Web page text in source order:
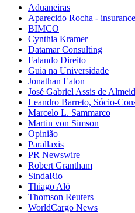
Aduaneiras
Aparecido Rocha -
BIMCO
Cynthia Kramer
Datamar Consulting
Falando Direito
Guia na Universidade
Jonathan Eaton
José Gabriel Assis de
Leandro Barreto, Sócio-
Marcelo L. Sammarco
Martin von Simson
Opinião
Parallaxis
PR Newswire
Robert Grantham
SindaRio
Thiago Aló
Thomson Reuters
WorldCargo News